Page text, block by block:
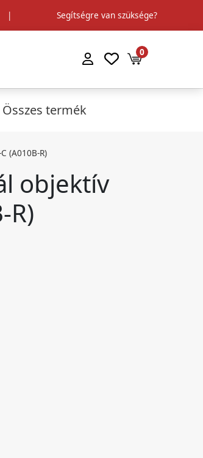
| Segítségre van szüksége?
0
Összes termék
(A010B-R)
objektív
R)